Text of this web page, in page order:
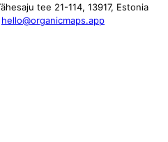
tee 21-114, 13917, Estonia
hello@organicmaps.app